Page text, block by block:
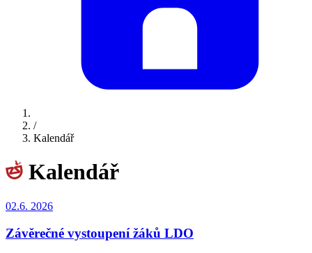
/
Kalendář
Kalendář
02.6. 2026
Závěrečné vystoupení žáků LDO